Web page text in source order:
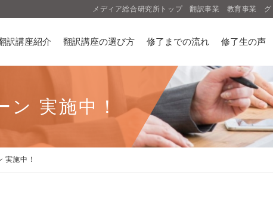
メディア総合研究所トップ 翻訳事業 教育事業
訳講座紹介 翻訳講座の選び方 修了までの流れ 修了生の声
ン 実施中！
実施中！